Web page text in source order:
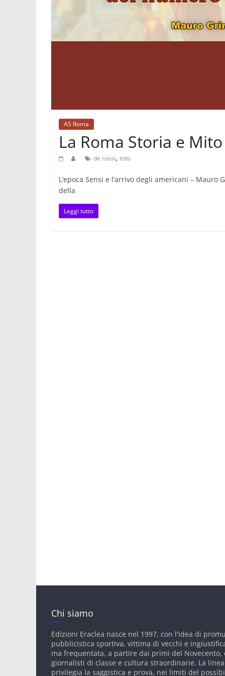
AS Roma
La Roma Storia e
de rossi, totti
L’epoca Sensi e l’arrivo degli americani –
della
Leggi tutto
Chi siamo
Edizioni Eraclea nasce nel 1997, con l'idea di
pubblicistica sportiva, vittima di vecchi e
ma frequentata, a partire dai primi del Novecento,
giornalisti di classe e cultura straordinarie. La
privilegia la saggistica e prova, nei limiti del